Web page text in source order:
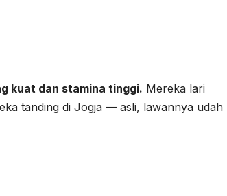
kuat dan stamina tinggi. Mereka lari
tanding di Jogja — asli, lawannya udah